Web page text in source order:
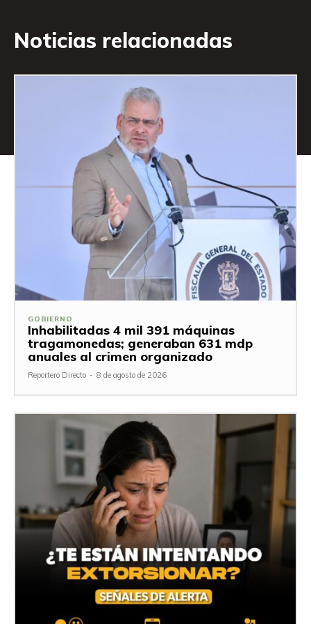
Noticias relacionadas
GOBIERNO
Inhabilitadas 4 mil 391 máquinas
tragamonedas; generaban 631 mdp
anuales al crimen organizado
Reportero Directo - 8 de agosto de 2026